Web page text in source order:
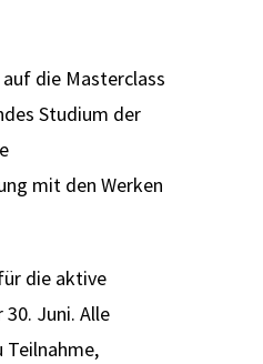
die Masterclass
Studium der
mit den Werken
die aktive
Juni. Alle